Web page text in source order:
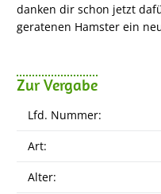
danken dir schon jetzt
geratenen Hamster ein
Zur Vergabe
Lfd. Nummer:
Art:
Alter: